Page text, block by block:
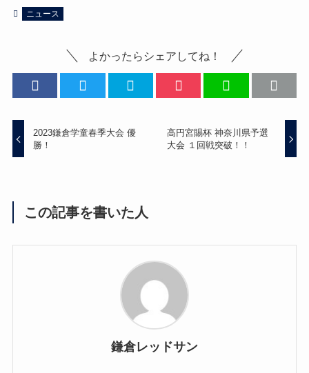
ニュース
よかったらシェアしてね！
2023鎌倉学童春季大会 優
勝！
高円宮賜杯 神奈川県予選
大会 １回戦突破！！
この記事を書いた人
鎌倉レッドサン